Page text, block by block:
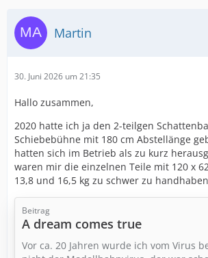
Martin
30. Juni 2026 um 21:35
Hallo zusammen,
2020 hatte ich ja den 2-teilgen
Schiebebühne mit 180 cm Abstellänge
hatten sich im Betrieb als zu kurz
waren mir die einzelnen Teile mit 120 x
13,8 und 16,5 kg zu schwer zu
Beitrag
A dream comes true
Vor ca. 20 Jahren wurde ich vom Virus